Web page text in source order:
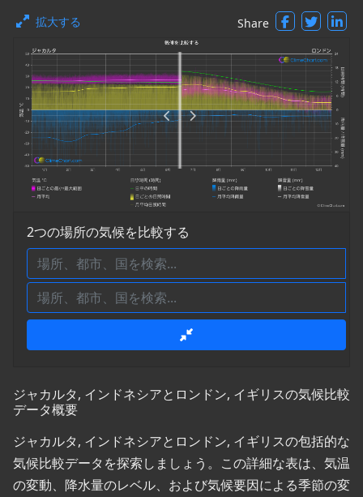
拡大する Share
2つの場所の気候を比較する
ジャカルタ, インドネシアとロンドン, イギリスの気候比較
データ概要
ジャカルタ, インドネシアとロンドン, イギリスの包括的な
気候比較データを探索しましょう。この詳細な表は、気温
の変動、降水量のレベル、および気候要因による季節の変